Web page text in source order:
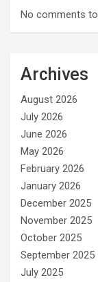
No comments
Archives
August 2026
July 2026
June 2026
May 2026
February 2026
January 2026
December 2025
November 2025
October 2025
September 2025
July 2025